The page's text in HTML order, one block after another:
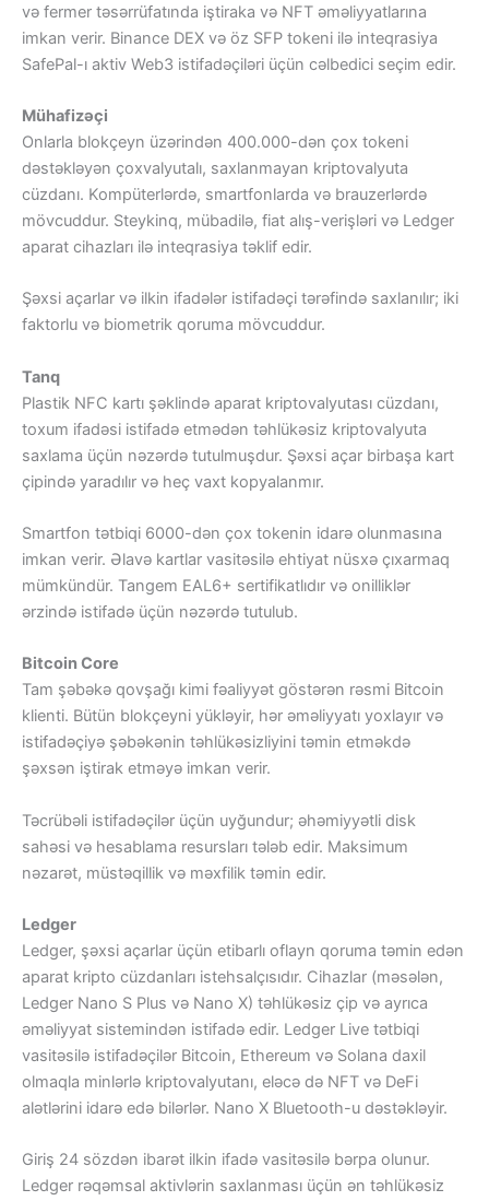
və fermer təsərrüfatında iştiraka və NFT əməliyyatlarına
imkan verir. Binance DEX və öz SFP tokeni ilə inteqrasiya
SafePal-ı aktiv Web3 istifadəçiləri üçün cəlbedici seçim edir.
Mühafizəçi
Onlarla blokçeyn üzərindən 400.000-dən çox tokeni
dəstəkləyən çoxvalyutalı, saxlanmayan kriptovalyuta
cüzdanı. Kompüterlərdə, smartfonlarda və brauzerlərdə
mövcuddur. Steykinq, mübadilə, fiat alış-verişləri və Ledger
aparat cihazları ilə inteqrasiya təklif edir.
Şəxsi açarlar və ilkin ifadələr istifadəçi tərəfində saxlanılır; iki
faktorlu və biometrik qoruma mövcuddur.
Tanq
Plastik NFC kartı şəklində aparat kriptovalyutası cüzdanı,
toxum ifadəsi istifadə etmədən təhlükəsiz kriptovalyuta
saxlama üçün nəzərdə tutulmuşdur. Şəxsi açar birbaşa kart
çipində yaradılır və heç vaxt kopyalanmır.
Smartfon tətbiqi 6000-dən çox tokenin idarə olunmasına
imkan verir. Əlavə kartlar vasitəsilə ehtiyat nüsxə çıxarmaq
mümkündür. Tangem EAL6+ sertifikatlıdır və onilliklər
ərzində istifadə üçün nəzərdə tutulub.
Bitcoin Core
Tam şəbəkə qovşağı kimi fəaliyyət göstərən rəsmi Bitcoin
klienti. Bütün blokçeyni yükləyir, hər əməliyyatı yoxlayır və
istifadəçiyə şəbəkənin təhlükəsizliyini təmin etməkdə
şəxsən iştirak etməyə imkan verir.
Təcrübəli istifadəçilər üçün uyğundur; əhəmiyyətli disk
sahəsi və hesablama resursları tələb edir. Maksimum
nəzarət, müstəqillik və məxfilik təmin edir.
Ledger
Ledger, şəxsi açarlar üçün etibarlı oflayn qoruma təmin edən
aparat kripto cüzdanları istehsalçısıdır. Cihazlar (məsələn,
Ledger Nano S Plus və Nano X) təhlükəsiz çip və ayrıca
əməliyyat sistemindən istifadə edir. Ledger Live tətbiqi
vasitəsilə istifadəçilər Bitcoin, Ethereum və Solana daxil
olmaqla minlərlə kriptovalyutanı, eləcə də NFT və DeFi
alətlərini idarə edə bilərlər. Nano X Bluetooth-u dəstəkləyir.
Giriş 24 sözdən ibarət ilkin ifadə vasitəsilə bərpa olunur.
Ledger rəqəmsal aktivlərin saxlanması üçün ən təhlükəsiz